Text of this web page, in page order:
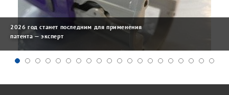
2026 год станет последним для применения
патента — эксперт